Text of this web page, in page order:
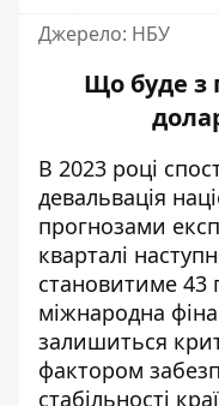
Джерело: НБУ
Що буде з
В 2023 році
девальвація
прогнозами
кварталі
становитиме 43
міжнародна
залишиться
фактором
стабільності